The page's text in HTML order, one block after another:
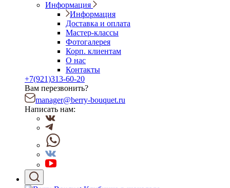
Информация
Информация
Доставка и оплата
Мастер-классы
Фотогалерея
Корп. клиентам
О нас
Контакты
+7(921)313-60-20
Вам перезвонить?
manager@berry-bouquet.ru
Написать нам: